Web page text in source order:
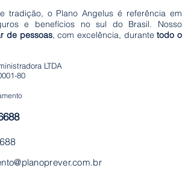
em
horas
tradição, o Plano Angelus é referência em
e benefícios no sul do Brasil. Nosso
de pessoas, com excelência, durantetodo o
LTDA
80